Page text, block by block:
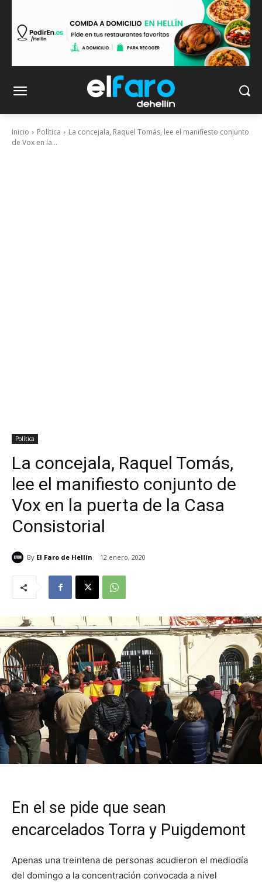
Inicio Política
La concejala, Raquel Tomás, lee el manifiesto conjunto
de Vox en la...
Política
La concejala, Raquel Tomás,
lee el manifiesto conjunto de
Vox en la puerta de la Casa
Consistorial
By El Faro de Hellín 12 enero, 2020
En el se pide que sean
encarcelados Torra y Puigdemont
Apenas una treintena de personas acudieron el mediodía
del domingo a la concentración convocada a nivel